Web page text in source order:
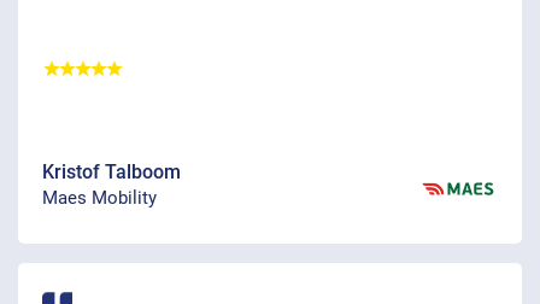
Kristof Talboom
Maes Mobility